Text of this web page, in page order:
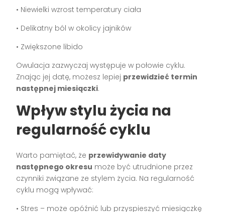
• Niewielki wzrost temperatury ciała
• Delikatny ból w okolicy jajników
• Zwiększone libido
Owulacja zazwyczaj występuje w połowie cyklu.
Znając jej datę, możesz lepiej przewidzieć termin
następnej miesiączki.
Wpływ stylu życia na
regularność cyklu
Warto pamiętać, że przewidywanie daty
następnego okresu może być utrudnione przez
czynniki związane ze stylem życia. Na regularność
cyklu mogą wpływać:
• Stres – może opóźnić lub przyspieszyć miesiączkę